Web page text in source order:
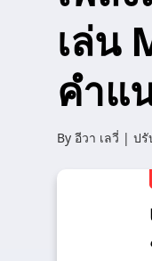
เล่น
คำแ
By อีวา เลวี่ | ปรั